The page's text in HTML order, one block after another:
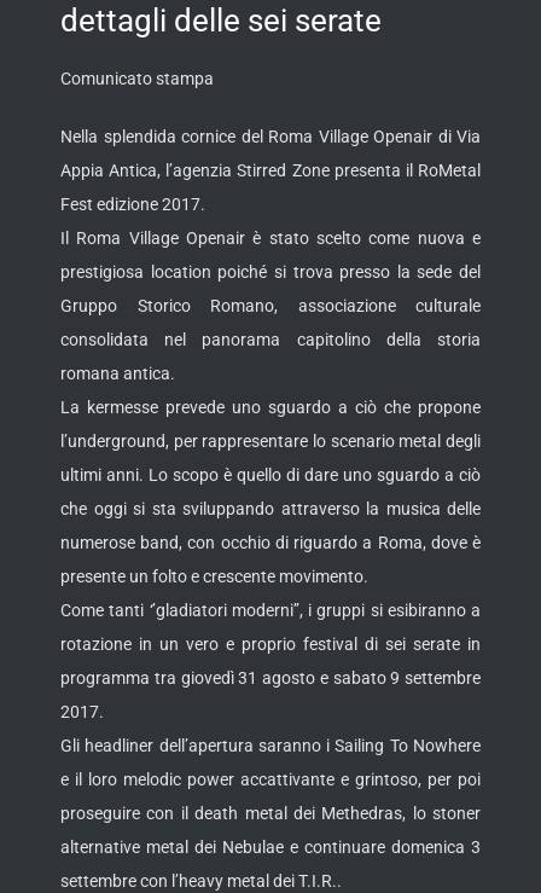
dettagli delle sei serate
Comunicato stampa
Nella splendida cornice del Roma Village Openair di Via
Appia Antica, l’agenzia Stirred Zone presenta il RoMetal
Fest edizione 2017.
Il Roma Village Openair è stato scelto come nuova e
prestigiosa location poiché si trova presso la sede del
Gruppo Storico Romano, associazione culturale
consolidata nel panorama capitolino della storia
romana antica.
La kermesse prevede uno sguardo a ciò che propone
l’underground, per rappresentare lo scenario metal degli
ultimi anni. Lo scopo è quello di dare uno sguardo a ciò
che oggi si sta sviluppando attraverso la musica delle
numerose band, con occhio di riguardo a Roma, dove è
presente un folto e crescente movimento.
Come tanti ‘’gladiatori moderni’’, i gruppi si esibiranno a
rotazione in un vero e proprio festival di sei serate in
programma tra giovedì 31 agosto e sabato 9 settembre
2017.
Gli headliner dell’apertura saranno i Sailing To Nowhere
e il loro melodic power accattivante e grintoso, per poi
proseguire con il death metal dei Methedras, lo stoner
alternative metal dei Nebulae e continuare domenica 3
settembre con l’heavy metal dei T.I.R..